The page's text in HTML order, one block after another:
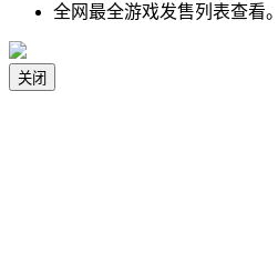
全网最全游戏发售列表查看。
关闭